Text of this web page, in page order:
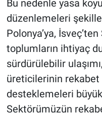
Bu nedenle yasa
düzenlemeleri
Polonya’ya,
toplumların ihtiyaç
sürdürülebilir
üreticilerinin rekabet
desteklemeleri
Sektörümüzün